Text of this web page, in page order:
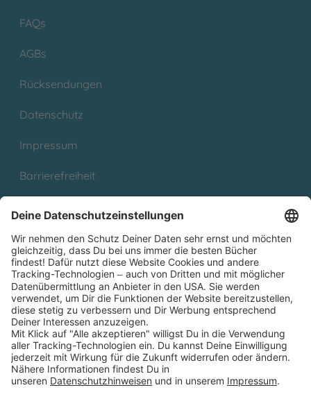
FAQs
AGBs
Rücksendungen
Datenschutz
Impressum
Barrierefreiheit
Partnerprogramm (Affiliate)
Folge uns auf
* Versandkostenfrei ab 9,00 € Bestellwert innerhalb
Deutschlands
** Lieferzeit 1-3 Werktage innerhalb Deutschlands